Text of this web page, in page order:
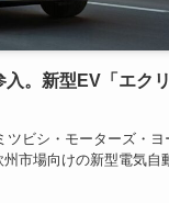
。新型EV「エクリ
ビシ・モーターズ・ヨ
市場向けの新型電気自